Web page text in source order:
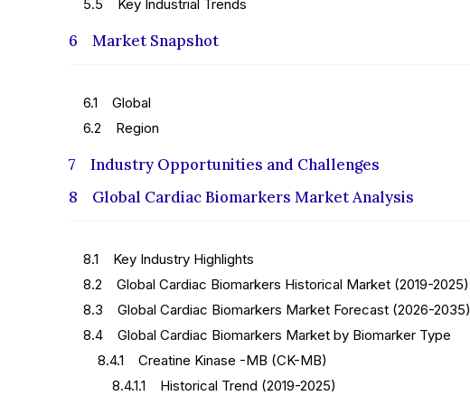
5.5 Key Industrial Trends
6 Market Snapshot
6.1 Global
6.2 Region
7 Industry Opportunities and Challenges
8 Global Cardiac Biomarkers Market Analysis
8.1 Key Industry Highlights
8.2 Global Cardiac Biomarkers Historical Market (2019-2025)
8.3 Global Cardiac Biomarkers Market Forecast (2026-2035)
8.4 Global Cardiac Biomarkers Market by Biomarker Type
8.4.1 Creatine Kinase -MB (CK-MB)
8.4.1.1 Historical Trend (2019-2025)